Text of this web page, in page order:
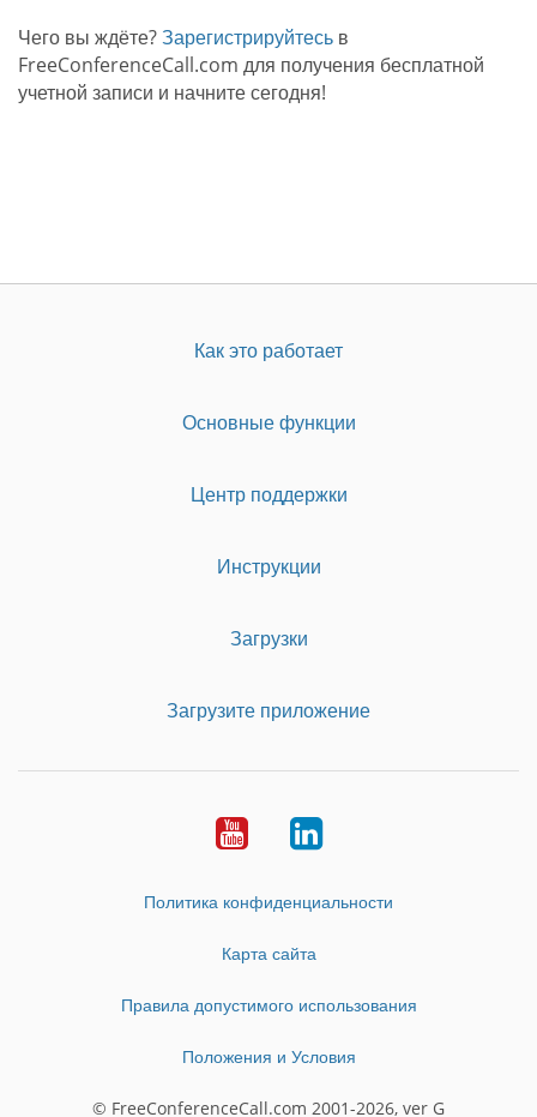
Чего вы ждёте?Зарегистрируйтесь в
FreeConferenceCall.com для получения бесплатной
учетной записи и начните сегодня!
Как это работает
Основные функции
Центр поддержки
Инструкции
Загрузки
Загрузите приложение
YoutubeLinkedIn
Политика конфиденциальности
Карта сайта
Правила допустимого использования
Положения и Условия
© FreeConferenceCall.com 2001-2026, ver G